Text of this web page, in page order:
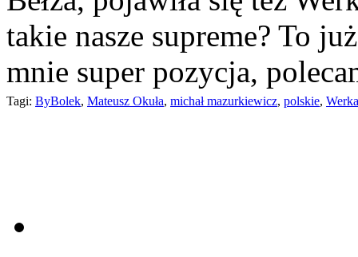
takie nasze supreme? To
mnie super pozycja,
Tagi: ByBolek, Mateusz Okuła, michał mazurkiewicz, polskie,